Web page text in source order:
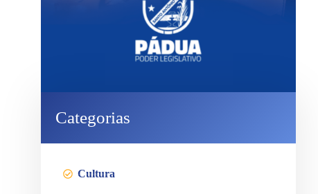
Categorias
Cultura